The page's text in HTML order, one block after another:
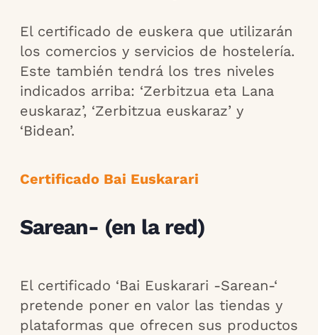
El certificado de euskera que utilizarán
los comercios y servicios de hostelería.
Este también tendrá los tres niveles
indicados arriba: ‘Zerbitzua eta Lana
euskaraz’, ‘Zerbitzua euskaraz’ y
‘Bidean’.
Certificado Bai Euskarari
Sarean- (en la red)
El certificado ‘Bai Euskarari -Sarean-‘
pretende poner en valor las tiendas y
plataformas que ofrecen sus productos